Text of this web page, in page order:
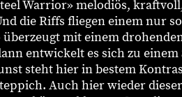
Warrior» melodiös,
die Riffs fliegen einem nur
überzeugt mit einem
entwickelt es sich zu
steht hier in bestem
Auch hier wieder